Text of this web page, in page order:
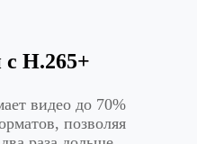
H.265+
видео до 70%
позволяя